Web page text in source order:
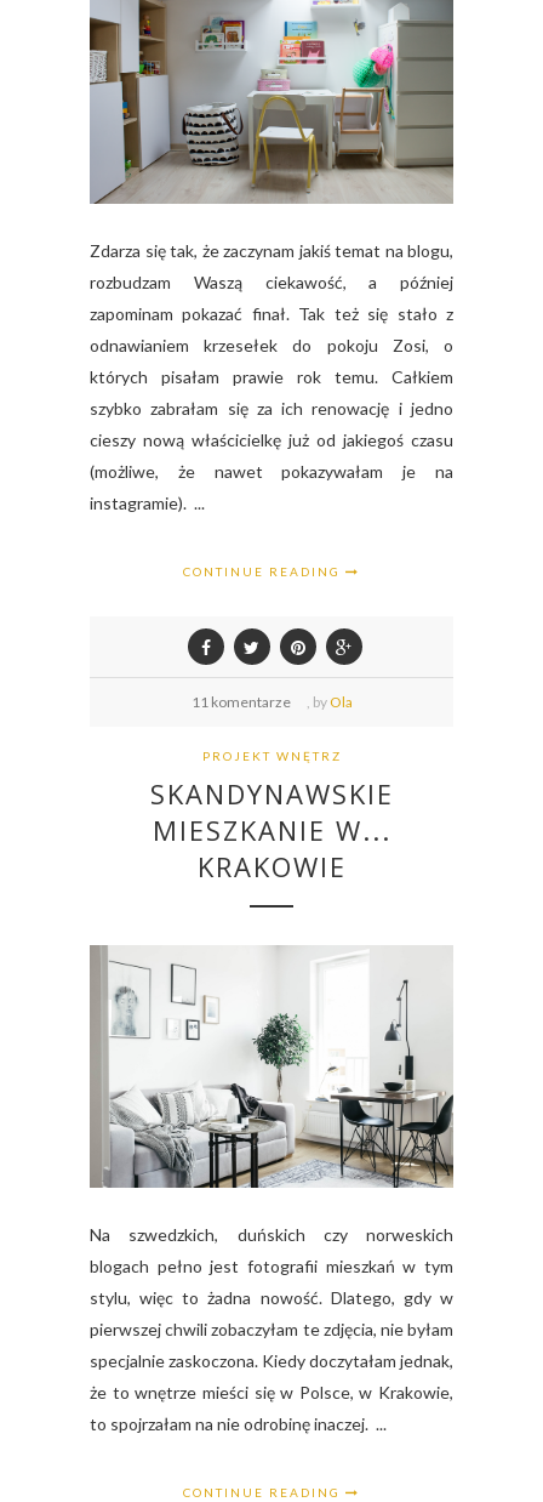
Zdarza się tak, że zaczynam jakiś temat na blogu,
rozbudzam Waszą ciekawość, a później
zapominam pokazać finał. Tak też się stało z
odnawianiem krzesełek do pokoju Zosi, o
których pisałam prawie rok temu. Całkiem
szybko zabrałam się za ich renowację i jedno
cieszy nową właścicielkę już od jakiegoś czasu
(możliwe, że nawet pokazywałam je na
instagramie). ...
CONTINUE READING
11 komentarze , by Ola
PROJEKT WNĘTRZ
SKANDYNAWSKIE
MIESZKANIE W...
KRAKOWIE
Na szwedzkich, duńskich czy norweskich
blogach pełno jest fotografii mieszkań w tym
stylu, więc to żadna nowość. Dlatego, gdy w
pierwszej chwili zobaczyłam te zdjęcia, nie byłam
specjalnie zaskoczona. Kiedy doczytałam jednak,
że to wnętrze mieści się w Polsce, w Krakowie,
to spojrzałam na nie odrobinę inaczej. ...
CONTINUE READING